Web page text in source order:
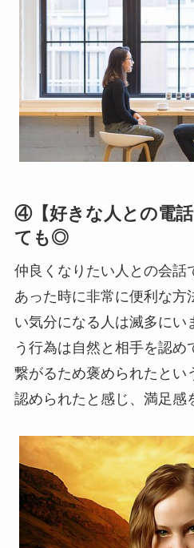
④【好きな人との電
ても◎
仲良くなりたい人との会話
あった時に非常に便利な方
い気分になる人は滅多にい
う行為は自然と相手を認め
繋がるため褒められたとい
認められたと感じ、満足感